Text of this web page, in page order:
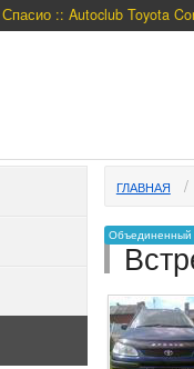
:: Autoclub Toyota
ГЛАВНАЯ